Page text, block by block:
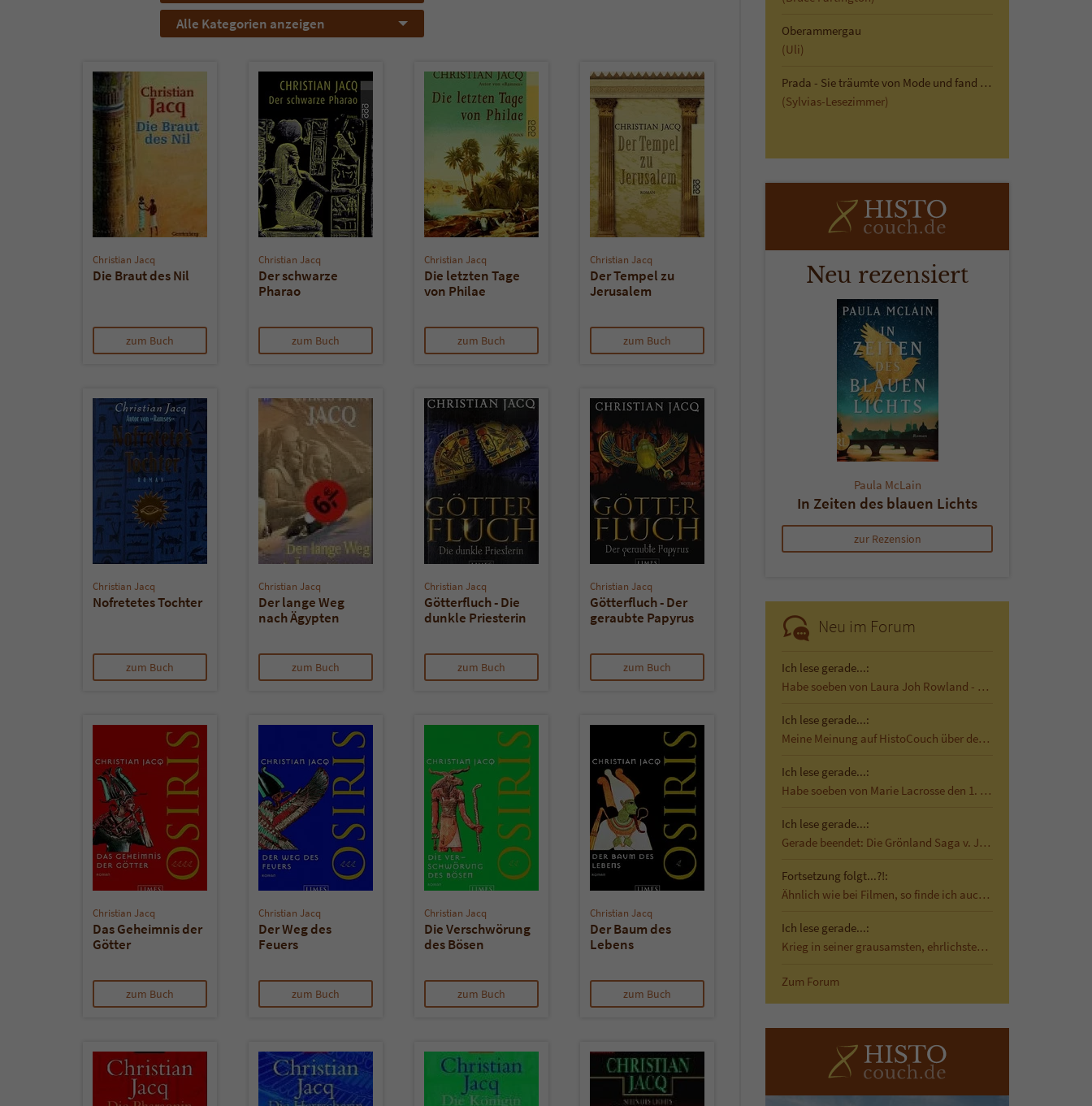
Alle Kategorien anzeigen
Christian Jacq
Die Braut des Nil
zum Buch
Christian Jacq
Der schwarze
Pharao
zum Buch
Christian Jacq
Die letzten Tage
von Philae
zum Buch
Christian Jacq
Der Tempel zu
Jerusalem
zum Buch
Christian Jacq
Nofretetes Tochter
zum Buch
Christian Jacq
Der lange Weg
nach Ägypten
zum Buch
Christian Jacq
Götterfluch - Die
dunkle Priesterin
zum Buch
Christian Jacq
Götterfluch - Der
geraubte Papyrus
zum Buch
Christian Jacq
Das Geheimnis der
Götter
zum Buch
Christian Jacq
Der Weg des
Feuers
zum Buch
Christian Jacq
Die Verschwörung
des Bösen
zum Buch
Christian Jacq
Der Baum des
Lebens
zum Buch
Oberammergau
(Uli)
Prada - Sie träumte von Mode und fand die Liebe
(Sylvias-Lesezimmer)
Neu rezensiert
Paula McLain
In Zeiten des blauen Lichts
zur Rezension
Neu im Forum
Ich lese gerade...:
Habe soeben von Laura Joh Rowland - Der…
Ich lese gerade...:
Meine Meinung auf HistoCouch über den historischen…
Ich lese gerade...:
Habe soeben von Marie Lacrosse den 1. Band von Das…
Ich lese gerade...:
Gerade beendet: Die Grönland Saga v. Jane Smiley …
Fortsetzung folgt...?!:
Ähnlich wie bei Filmen, so finde ich auch bei…
Ich lese gerade...:
Krieg in seiner grausamsten, ehrlichsten Form Mit…
Zum Forum
Name
Literatur-Couch Medien GmbH & Co. KG
1 Jahr
Cookie für Kommentare einzelner Buchtitel
fe_typo_user
Literatur-Couch Medien GmbH & Co. KG
Session
Webseite mit dem Benutzer. Es wird benötigt um z. B.
den Sicherheitscode des Kontaktformulars zu